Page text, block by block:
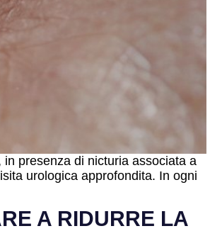
presenza di nicturia associata a
urologica approfondita. In ogni
A RIDURRE LA